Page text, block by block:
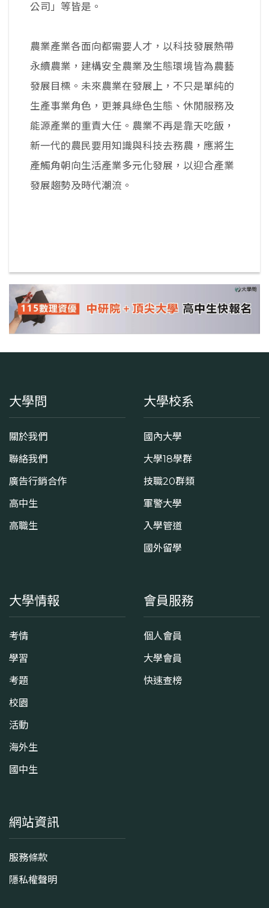
公司」等皆是。
農業產業各面向都需要人才，以科技發展熱帶
永續農業，建構安全農業及生態環境皆為農藝
發展目標。未來農業在發展上，不只是單純的
生產事業角色，更兼具綠色生態、休閒服務及
能源產業的重責大任。農業不再是靠天吃飯，
新一代的農民要用知識與科技去務農，應將生
產觸角朝向生活產業多元化發展，以迎合產業
發展趨勢及時代潮流。
大學問
關於我們
聯絡我們
廣告行銷合作
高中生
高職生
大學校系
國內大學
大學18學群
技職20群類
軍警大學
入學管道
國外留學
大學情報
考情
學習
考題
校園
活動
海外生
國中生
會員服務
個人會員
大學會員
快速查榜
網站資訊
服務條款
隱私權聲明